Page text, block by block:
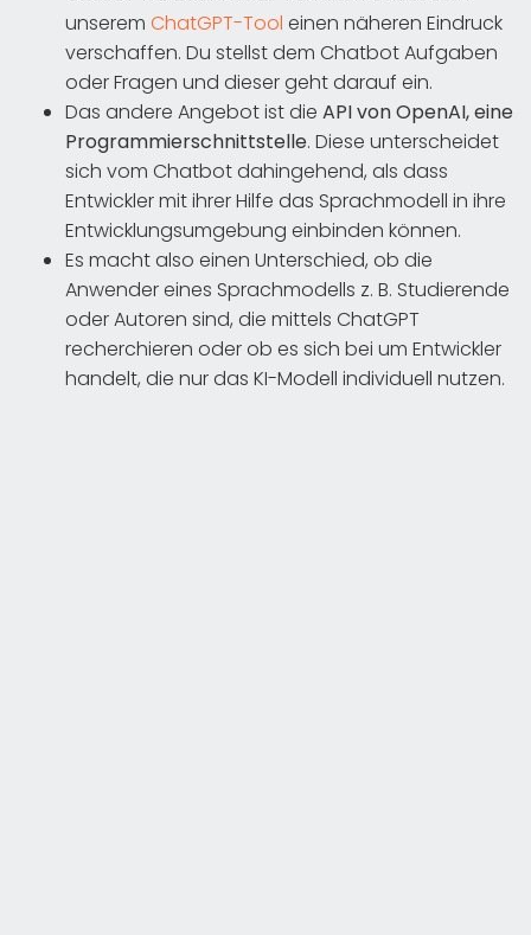
unserem ChatGPT-Tool einen näheren Eindruck
verschaffen. Du stellst dem Chatbot Aufgaben
oder Fragen und dieser geht darauf ein.
Das andere Angebot ist die API von OpenAI, eine
Programmierschnittstelle. Diese unterscheidet
sich vom Chatbot dahingehend, als dass
Entwickler mit ihrer Hilfe das Sprachmodell in ihre
Entwicklungsumgebung einbinden können.
Es macht also einen Unterschied, ob die
Anwender eines Sprachmodells z. B. Studierende
oder Autoren sind, die mittels ChatGPT
recherchieren oder ob es sich bei um Entwickler
handelt, die nur das KI-Modell individuell nutzen.